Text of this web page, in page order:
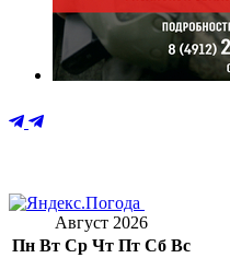
Август 2026
Пн Вт Ср Чт Пт Сб Вс